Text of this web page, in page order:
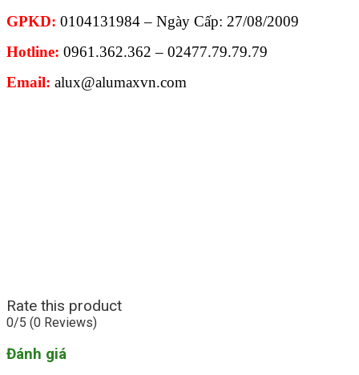
GPKD: 0104131984 – Ngày Cấp: 27/08/2009
Hotline: 0961.362.362 – 02477.79.79.79
Email: alux@alumaxvn.com
Rate this product
0/5 (0 Reviews)
Đánh giá